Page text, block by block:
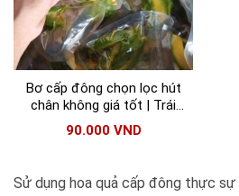
Bơ cấp đông chọn lọc hút
chân không giá tốt | Trái
cây đông lạnh đóng sẵn
tiện lợi
90.000 VND
Sử dụng hoa quả cấp đông thực